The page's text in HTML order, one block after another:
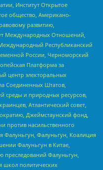
Институт Открытое
общество, Американо-
развитию,
Международных Отношений,
Международный Республиканский
России, Черноморский
Платформа за
центр электоральных
Соединенных Штатов,
среды и природных ресурсов,
Атлантический совет,
Джеймстаунский фонд,
против насильственного
Фалуньгун, Фалуньгун, Коалиция
Фалуньгун в Китае,
преследований Фалуньгун,
школ политических